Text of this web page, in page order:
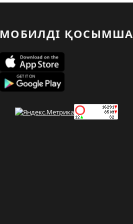
МОБИЛДІ ҚОСЫМША